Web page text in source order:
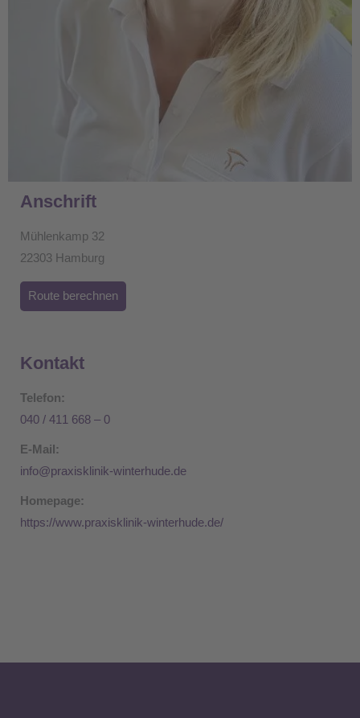
Anschrift
Mühlenkamp 32
22303 Hamburg
Route berechnen
Kontakt
Telefon:
040 / 411 668 – 0
E-Mail:
info@praxisklinik-winterhude.de
Homepage:
https://www.praxisklinik-winterhude.de/